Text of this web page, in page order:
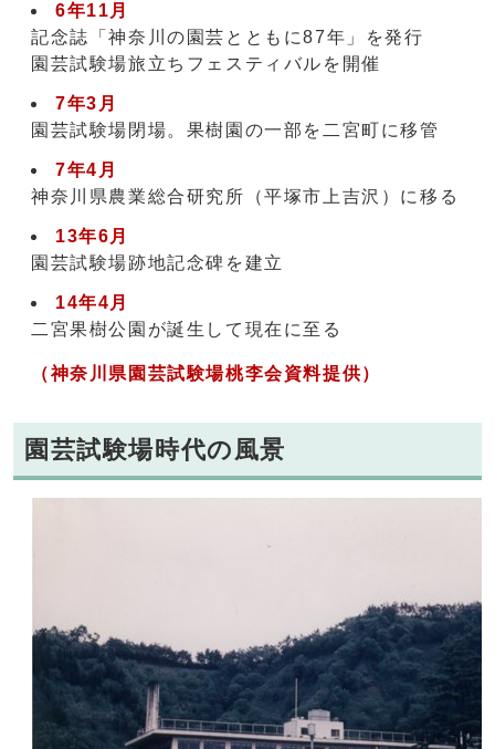
6年11月
記念誌「神奈川の園芸とともに87年」を発行
園芸試験場旅立ちフェスティバルを開催
7年3月
園芸試験場閉場。果樹園の一部を二宮町に移管
7年4月
神奈川県農業総合研究所（平塚市上吉沢）に移る
13年6月
園芸試験場跡地記念碑を建立
14年4月
二宮果樹公園が誕生して現在に至る
（神奈川県園芸試験場桃李会資料提供）
園芸試験場時代の風景